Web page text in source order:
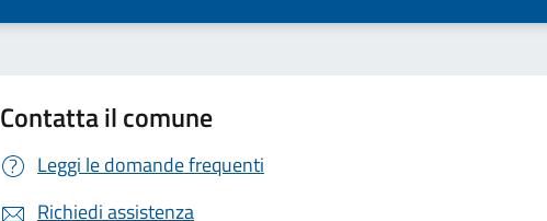
Contatta il comune
Leggi le domande frequenti
Richiedi assistenza